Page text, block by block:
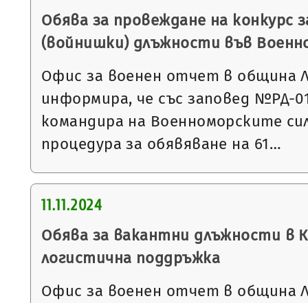
Обява за провеждане на конкурс
(войнишки) длъжности във
Офис за военен отчет в община
информира, че със заповед №РД-
командира на Военноморските
процедура за обявяване на 61…
11.11.2024
Обява за вакантни длъжности в
логистична поддръжка
Офис за военен отчет в община